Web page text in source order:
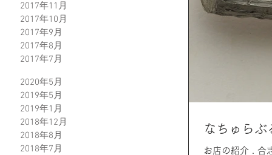
2017年11月
2017年10月
2017年9月
2017年8月
2017年7月
2020年5月
2019年5月
2019年1月
2018年12月
2018年8月
2018年7月
なちゅらぶ
お店の紹介 . 合志市須屋に7月より新しくお店をOpenする「なちゅらぶる」さん。 . 店内はオーガ